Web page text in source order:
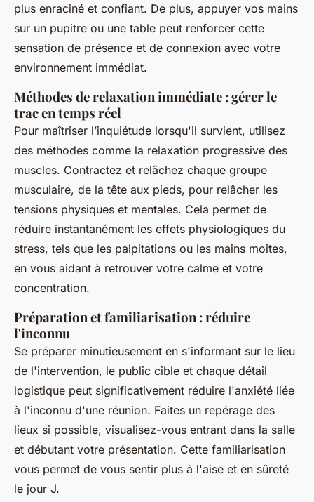
plus enraciné et confiant. De plus, appuyer vos mains
sur un pupitre ou une table peut renforcer cette
sensation de présence et de connexion avec votre
environnement immédiat.
Méthodes de relaxation immédiate : gérer le
trac en temps réel
Pour maîtriser l’inquiétude lorsqu'il survient, utilisez
des méthodes comme la relaxation progressive des
muscles. Contractez et relâchez chaque groupe
musculaire, de la tête aux pieds, pour relâcher les
tensions physiques et mentales. Cela permet de
réduire instantanément les effets physiologiques du
stress, tels que les palpitations ou les mains moites,
en vous aidant à retrouver votre calme et votre
concentration.
Préparation et familiarisation : réduire
l'inconnu
Se préparer minutieusement en s'informant sur le lieu
de l'intervention, le public cible et chaque détail
logistique peut significativement réduire l'anxiété liée
à l'inconnu d'une réunion. Faites un repérage des
lieux si possible, visualisez-vous entrant dans la salle
et débutant votre présentation. Cette familiarisation
vous permet de vous sentir plus à l'aise et en sûreté
le jour J.